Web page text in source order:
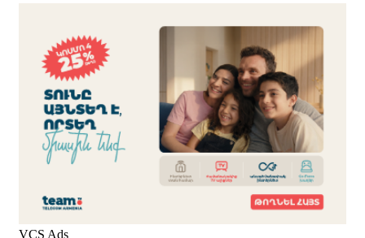
Կրկնվող թատերական դիվանագիտություն․
Իրանի խորհրդարանի խոսնակը զգուշացրել է
Իրանի վրա լայնածավալ հարձակման մասին
2 ժամ առաջ
Թուրքիան, Սաուդյան Արաբիան և
Պակիստանը մտադիր են ռшզմական դաշինք
ստեղծել
մեկ ժամ առաջ